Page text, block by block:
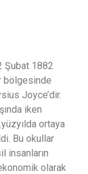
Şubat 1882
bölgesinde
Joyce’dir.
iken
ortaya
Bu okullar
insanların
olarak